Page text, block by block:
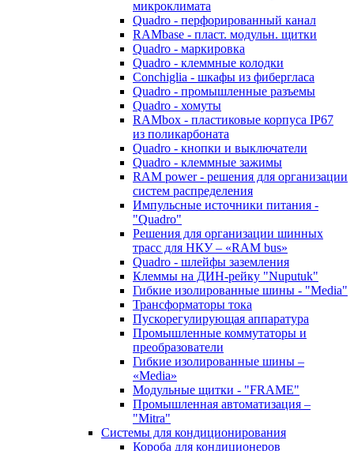
микроклимата
Quadro - перфорированный канал
RAMbase - пласт. модульн. щитки
Quadro - маркировка
Quadro - клеммные колодки
Conchiglia - шкафы из фибергласа
Quadro - промышленные разъемы
Quadro - хомуты
RAMbox - пластиковые корпуса IP67
из поликарбоната
Quadro - кнопки и выключатели
Quadro - клеммные зажимы
RAM power - решения для организации
систем распределения
Импульсные источники питания -
"Quadro"
Решения для организации шинных
трасс для НКУ – «RAM bus»
Quadro - шлейфы заземления
Клеммы на ДИН-рейку "Nuputuk"
Гибкие изолированные шины - "Media"
Трансформаторы тока
Пускорегулирующая аппаратура
Промышленные коммутаторы и
преобразователи
Гибкие изолированные шины –
«Media»
Модульные щитки - "FRAME"
Промышленная автоматизация –
"Mitra"
Системы для кондиционирования
Короба для кондиционеров